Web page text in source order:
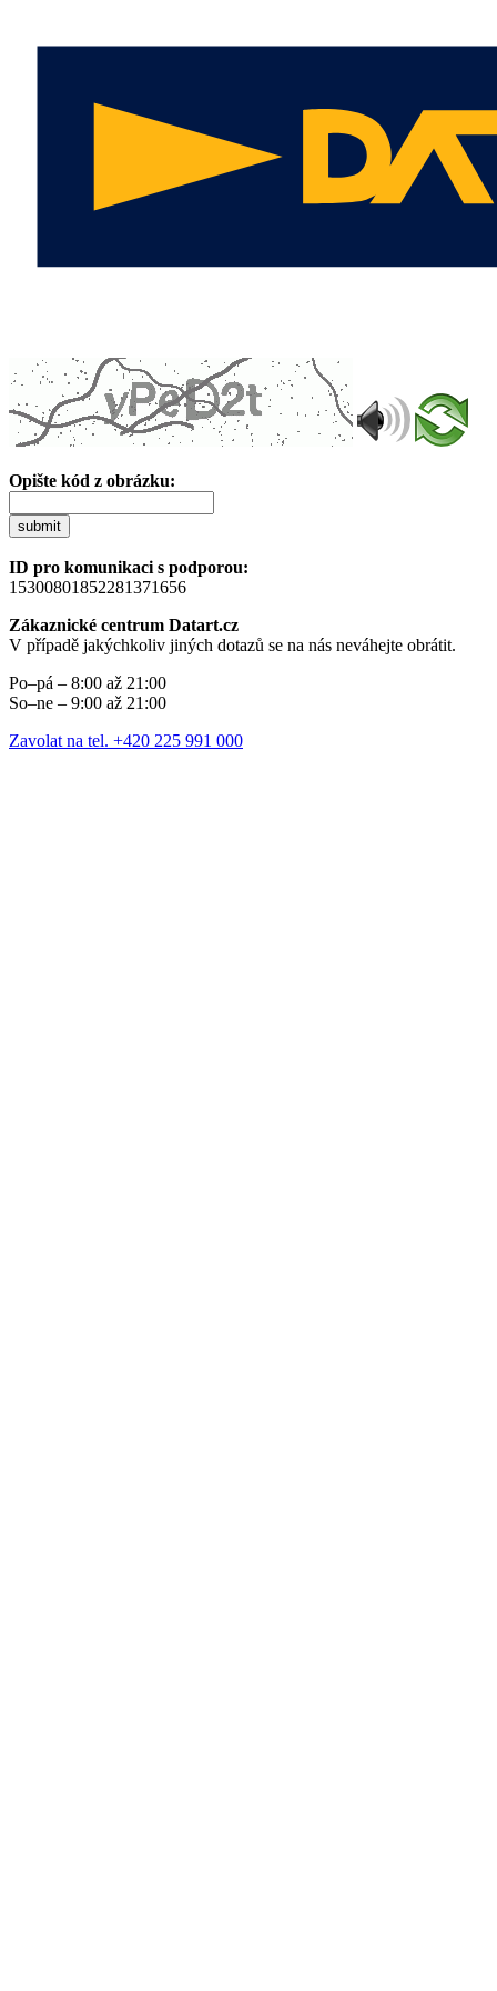
Opište kód z obrázku:
submit
ID pro komunikaci s podporou:
15300801852281371656
Zákaznické centrum Datart.cz
V případě jakýchkoliv jiných dotazů se na nás neváhejte obrátit.
Po–pá – 8:00 až 21:00
So–ne – 9:00 až 21:00
Zavolat na tel. +420 225 991 000